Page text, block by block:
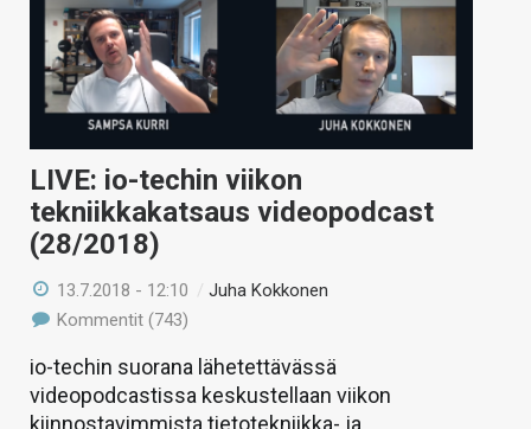
LIVE: io-techin viikon
tekniikkakatsaus videopodcast
(28/2018)
13.7.2018 - 12:10 /Juha Kokkonen
Kommentit (743)
io-techin suorana lähetettävässä
videopodcastissa keskustellaan viikon
kiinnostavimmista tietotekniikka- ja